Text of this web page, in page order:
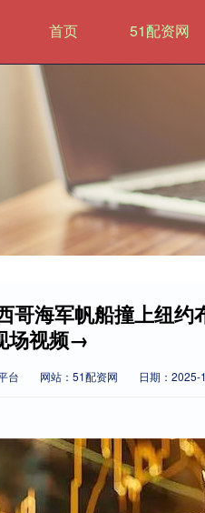
首页 51配资网
哥海军帆船撞上纽
场视频→
台 网站：51配资网 日期：2025-